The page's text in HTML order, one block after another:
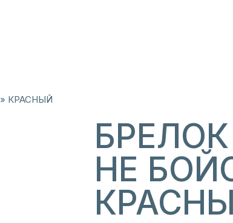
КРАСНЫЙ
НЕ